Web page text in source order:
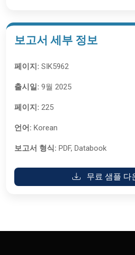
보고서 세부 정보
페이지: SIK5962
출시일: 9월 2025
페이지: 225
언어: Korean
보고서 형식: PDF, Databook
무료 샘플 다